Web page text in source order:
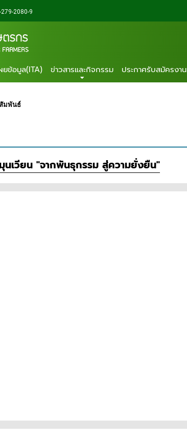
2080-9
ยข้อมูล(ITA) ข่าวสารและกิจกรรม ประกาศรับสมัครงาน
มพันธ์
นเวียน "จากพันธุกรรม สู่ความยั่งยืน"